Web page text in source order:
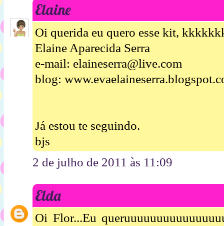
Elaine
Oi querida eu quero esse kit,
Elaine Aparecida Serra
e-mail: elaineserra@live.com
blog:
Já estou te seguindo.
bjs
2 de julho de 2011 às 11:09
Elda
Oi Flor...Eu